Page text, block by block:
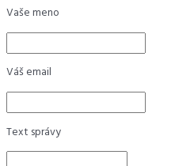
Vaše meno
Váš email
Text správy